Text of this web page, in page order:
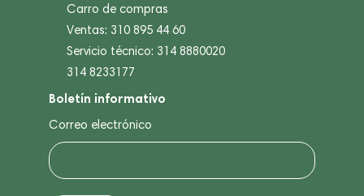
Carro de compras
Ventas: 310 895 44 60
Servicio técnico: 314 8880020
314 8233177
Boletín informativo
Correo electrónico